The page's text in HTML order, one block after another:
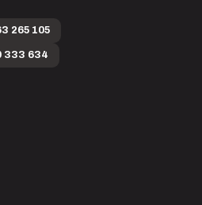
265 105
333 634